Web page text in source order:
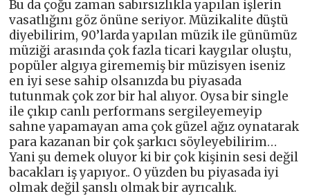
Bu da çoğu zaman sabırsızlıkla yapılan işlerin
vasatlığını göz önüne seriyor. Müzikalite düştü
diyebilirim, 90’larda yapılan müzik ile günümüz
müziği arasında çok fazla ticari kaygılar oluştu,
popüler algıya girememiş bir müzisyen iseniz
en iyi sese sahip olsanızda bu piyasada
tutunmak çok zor bir hal alıyor. Oysa bir single
ile çıkıp canlı performans sergileyemeyip
sahne yapamayan ama çok güzel ağız oynatarak
para kazanan bir çok şarkıcı söyleyebilirim…
Yani şu demek oluyor ki bir çok kişinin sesi değil
bacakları iş yapıyor.. O yüzden bu piyasada iyi
olmak değil şanslı olmak bir ayrıcalık.